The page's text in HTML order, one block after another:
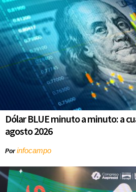
Dólar BLUE minuto a minuto: a
agosto 2026
Porinfocampo